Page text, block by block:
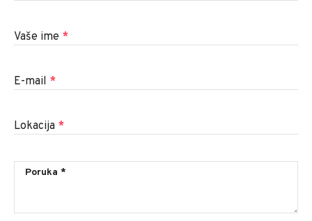
Vaše ime *
E-mail *
Lokacija *